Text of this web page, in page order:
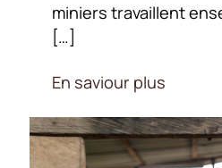
miniers travaillent
[…]
En saviour plus